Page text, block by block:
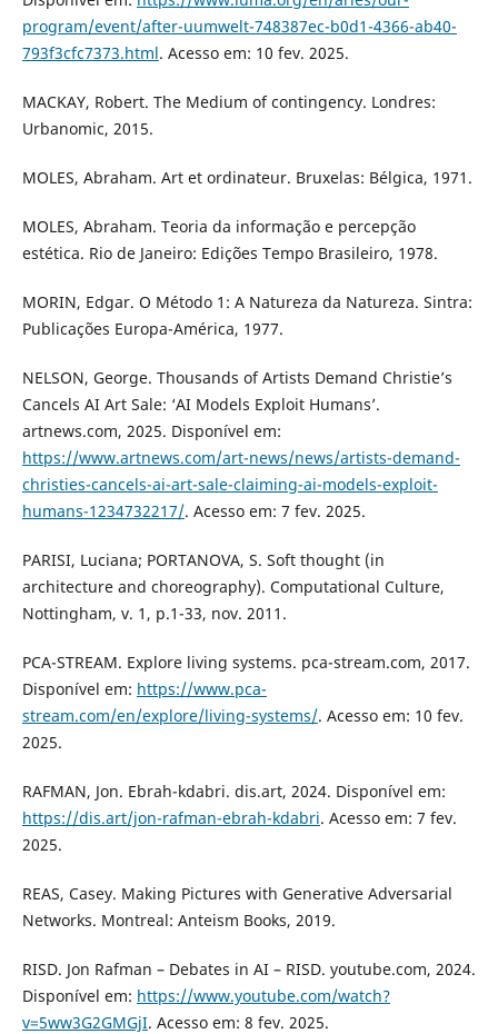
program/event/after-uumwelt-748387ec-b0d1-4366-ab40-
793f3cfc7373.html. Acesso em: 10 fev. 2025.
MACKAY, Robert. The Medium of contingency. Londres:
Urbanomic, 2015.
MOLES, Abraham. Art et ordinateur. Bruxelas: Bélgica, 1971.
MOLES, Abraham. Teoria da informação e percepção
estética. Rio de Janeiro: Edições Tempo Brasileiro, 1978.
MORIN, Edgar. O Método 1: A Natureza da Natureza. Sintra:
Publicações Europa-América, 1977.
NELSON, George. Thousands of Artists Demand Christie’s
Cancels AI Art Sale: ‘AI Models Exploit Humans’.
artnews.com, 2025. Disponível em:
https://www.artnews.com/art-news/news/artists-demand-
christies-cancels-ai-art-sale-claiming-ai-models-exploit-
humans-1234732217/. Acesso em: 7 fev. 2025.
PARISI, Luciana; PORTANOVA, S. Soft thought (in
architecture and choreography). Computational Culture,
Nottingham, v. 1, p.1-33, nov. 2011.
PCA-STREAM. Explore living systems. pca-stream.com, 2017.
Disponível em: https://www.pca-
stream.com/en/explore/living-systems/. Acesso em: 10 fev.
2025.
RAFMAN, Jon. Ebrah-kdabri. dis.art, 2024. Disponível em:
https://dis.art/jon-rafman-ebrah-kdabri. Acesso em: 7 fev.
2025.
REAS, Casey. Making Pictures with Generative Adversarial
Networks. Montreal: Anteism Books, 2019.
RISD. Jon Rafman – Debates in AI – RISD. youtube.com, 2024.
Disponível em: https://www.youtube.com/watch?
v=5ww3G2GMGjI. Acesso em: 8 fev. 2025.